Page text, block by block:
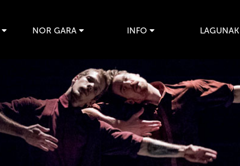
NOR GARA INFO LAGUNAK